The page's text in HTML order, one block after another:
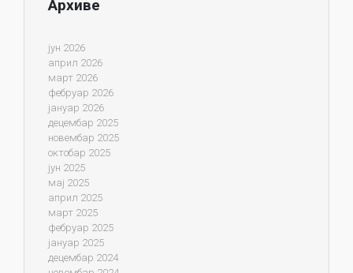
Архиве
јун 2026
април 2026
март 2026
фебруар 2026
јануар 2026
децембар 2025
новембар 2025
октобар 2025
јун 2025
мај 2025
април 2025
март 2025
фебруар 2025
јануар 2025
децембар 2024